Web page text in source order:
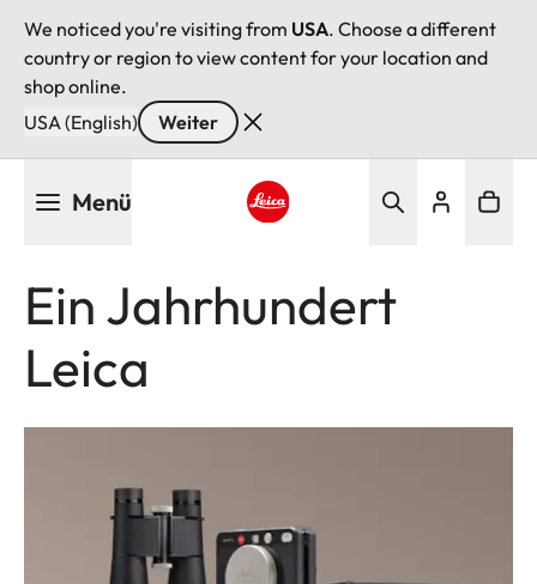
We noticed you're visiting from USA. Choose a different
country or region to view content for your location and
shop online.
USA (English)
Weiter
Menü
Ein Jahrhundert
Leica